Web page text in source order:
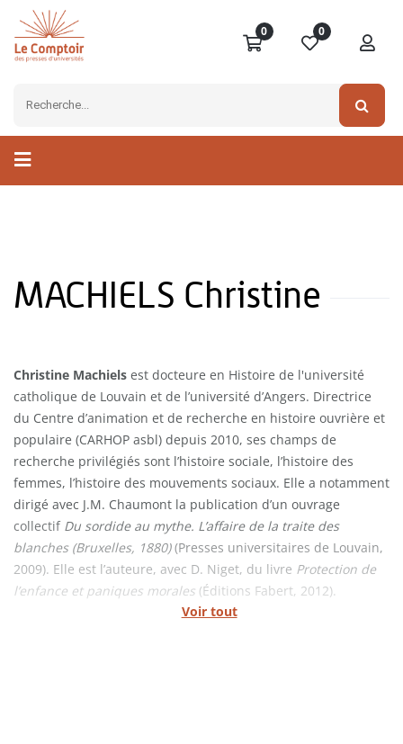
0 0
MACHIELS Christine
Voir tout
Christine Machiels est docteure en Histoire de l'université
catholique de Louvain et de l’université d’Angers. Directrice
du Centre d’animation et de recherche en histoire ouvrière et
populaire (CARHOP asbl) depuis 2010, ses champs de
recherche privilégiés sont l’histoire sociale, l’histoire des
femmes, l’histoire des mouvements sociaux. Elle a notamment
dirigé avec J.M. Chaumont la publication d’un ouvrage
collectif Du sordide au mythe. L’affaire de la traite des
blanches (Bruxelles, 1880)(Presses universitaires de Louvain,
2009). Elle est l’auteure, avec D. Niget, du livre Protection de
l’enfance et paniques morales (Éditions Fabert, 2012).